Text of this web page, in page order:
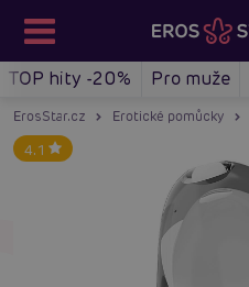
TOP hity -20% Pro muže
ErosStar.cz Erotické pomůcky
4.1